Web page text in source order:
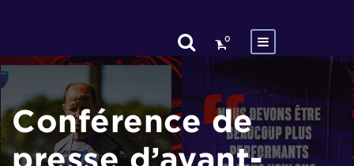
0
Conférence de
presse d’avant-